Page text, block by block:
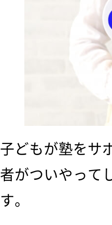
子どもが塾をサ
者がついやって
す。